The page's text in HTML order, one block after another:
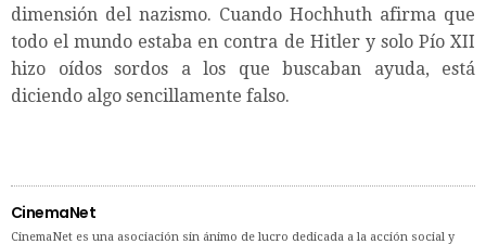
dimensión del nazismo. Cuando Hochhuth afirma que
todo el mundo estaba en contra de Hitler y solo Pío XII
hizo oídos sordos a los que buscaban ayuda, está
diciendo algo sencillamente falso.
CinemaNet
CinemaNet es una asociación sin ánimo de lucro dedicada a la acción social y